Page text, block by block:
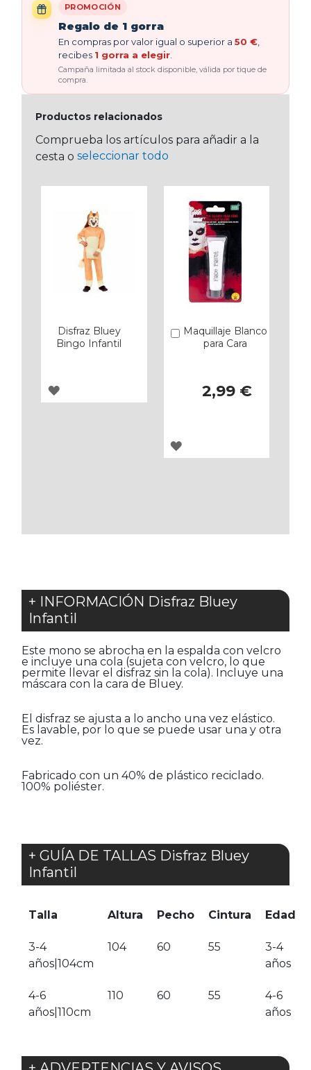
PROMOCIÓN
Regalo de 1 gorra
En compras por valor igual o superior a 50 €
recibes 1 gorra a elegir
Campaña limitada al stock disponible, válida por tique de
compra.
Productos relacionados
Comprueba los artículos para añadir a la
cesta o seleccionar todo
Disfraz Bluey
Bingo Infantil
AGREGAR
Maquillaje Blanco
para Cara
2,99 €
Añadir
AGREGAR
+ INFORMACIÓN Disfraz Bluey
Infantil
Este mono se abrocha en la espalda con velcro
e incluye una cola (sujeta con velcro, lo que
permite llevar el disfraz sin la cola). Incluye una
máscara con la cara de Bluey.
El disfraz se ajusta a lo ancho una vez elástico.
Es lavable, por lo que se puede usar una y otra
vez.
Fabricado con un 40% de plástico reciclado.
100% poliéster.
+ GUÍA DE TALLAS Disfraz Bluey
Infantil
Talla Altura Pecho Cintura Edad
3-4
años|104cm
104 60 55
3-4
años
4-6
años|110cm
110 60 55
4-6
años